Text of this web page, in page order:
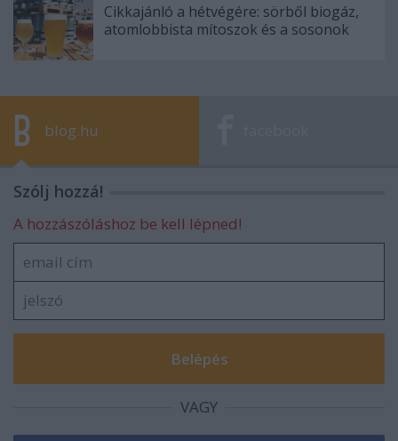
Cikkajánló a hétvégére: sörből biogáz,
atomlobbista mítoszok és a sosonok
blog.hu
Szólj hozzá!
A hozzászóláshoz be kell lépned!
VAGY